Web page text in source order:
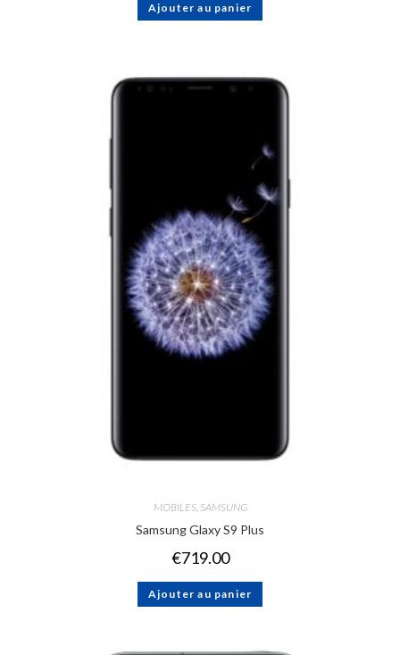
Ajouter au panier
MOBILES, SAMSUNG
Samsung Glaxy S9 Plus
€719.00
Ajouter au panier